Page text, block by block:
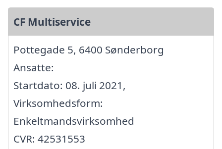
CF Multiservice
Pottegade 5, 6400 Sønderborg
Ansatte:
Startdato: 08. juli 2021,
Virksomhedsform:
Enkeltmandsvirksomhed
CVR: 42531553